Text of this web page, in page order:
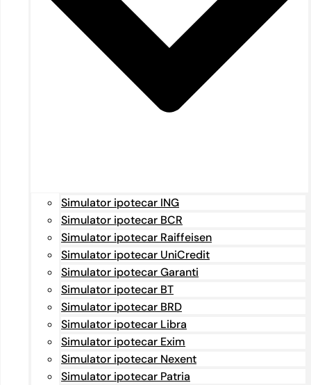
Simulator ipotecar ING
Simulator ipotecar BCR
Simulator ipotecar Raiffeisen
Simulator ipotecar UniCredit
Simulator ipotecar Garanti
Simulator ipotecar BT
Simulator ipotecar BRD
Simulator ipotecar Libra
Simulator ipotecar Exim
Simulator ipotecar Nexent
Simulator ipotecar Patria